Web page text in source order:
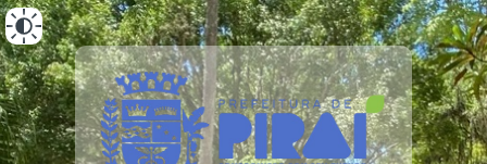
ALTO CONTRASTE MAPA DO SITE